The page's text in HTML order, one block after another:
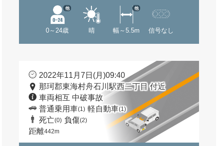
0～24歳
他
晴 幅～5.5m
他
信号なし
2022年11月7日(月)09:40
那珂郡東海村舟石川駅西二丁目 付近
車両相互 中破事故
普通乗用車(1) 軽自動車(1)
死亡(0) 負傷(2)
距離442m